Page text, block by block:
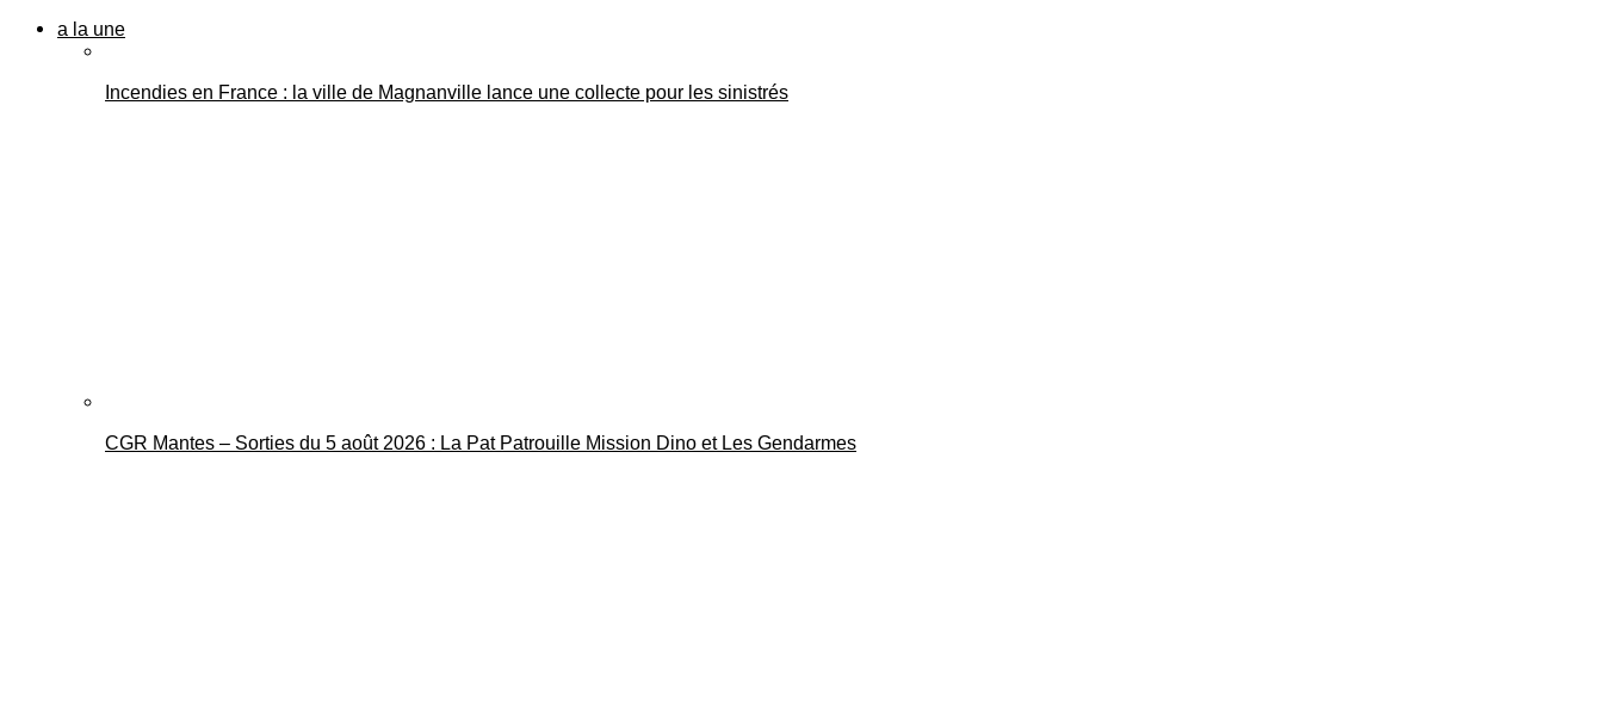
a la une
Incendies en France : la ville de Magnanville lance une collecte pour les sinistrés
CGR Mantes – Sorties du 5 août 2026 : La Pat Patrouille Mission Dino et Les Gendarmes